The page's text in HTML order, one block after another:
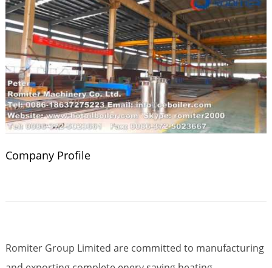
Company Profile
Romiter Group Limited are committed to manufacturing